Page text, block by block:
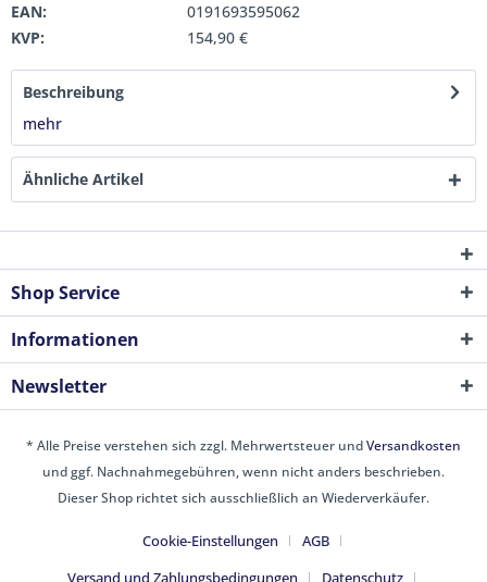
EAN:
0191693595062
KVP:
154,90 €
Beschreibung
mehr
Ähnliche Artikel
Shop Service
Informationen
Newsletter
* Alle Preise verstehen sich zzgl. Mehrwertsteuer undVersandkosten
und ggf. Nachnahmegebühren, wenn nicht anders beschrieben.
Dieser Shop richtet sich ausschließlich an Wiederverkäufer.
Cookie-Einstellungen
AGB
Versand und Zahlungsbedingungen
Datenschutz